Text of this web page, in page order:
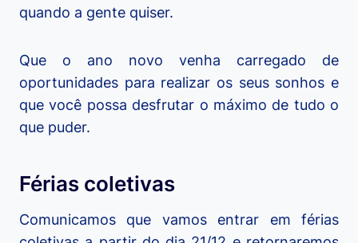
quando a gente quiser.
Que o ano novo venha carregado de
oportunidades para realizar os seus sonhos e
que você possa desfrutar o máximo de tudo o
que puder.
Férias coletivas
Comunicamos que vamos entrar em férias